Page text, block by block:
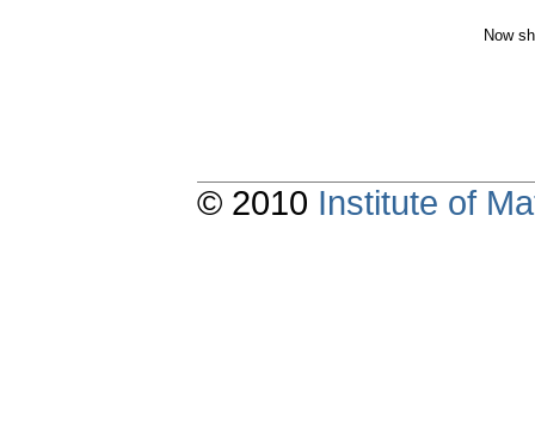
Now
© 2010 Institute of